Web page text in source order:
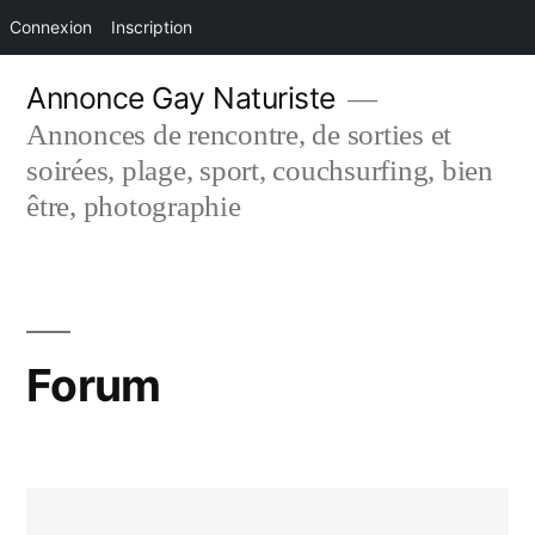
Connexion Inscription
contenu
Annonce Gay Naturiste
Annonces de rencontre, de sorties et
soirées, plage, sport, couchsurfing, bien
être, photographie
Forum